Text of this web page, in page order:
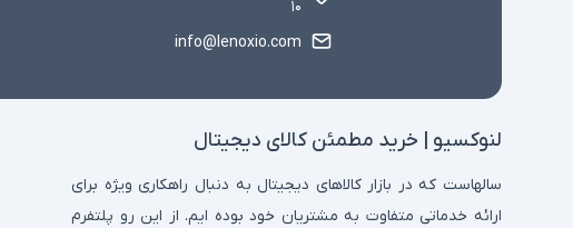
۱۰
info@lenoxio.com
لنوکسیو | خرید مطمئن کالای دیجیتال
سالهاست که در بازار کالاهای دیجیتال به دنبال راهکاری ویژه برای
ارائه خدماتی متفاوت به مشتریان خود بوده ایم. از این رو پلتفرم